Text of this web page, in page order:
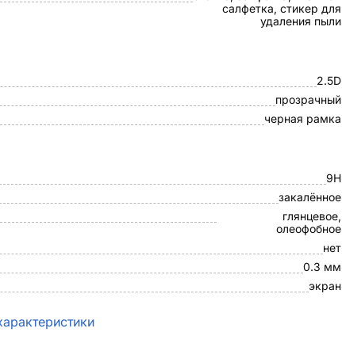
салфетка, стикер для
удаления пыли
2.5D
прозрачный
черная рамка
9H
закалённое
глянцевое,
олеофобное
нет
0.3 мм
экран